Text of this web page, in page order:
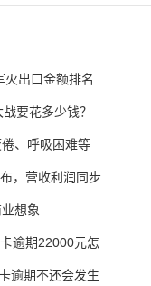
出口金额排名
要花多少钱？
、呼吸困难等
，营收利润同步
想象
逾期22000元怎
逾期不还会发生